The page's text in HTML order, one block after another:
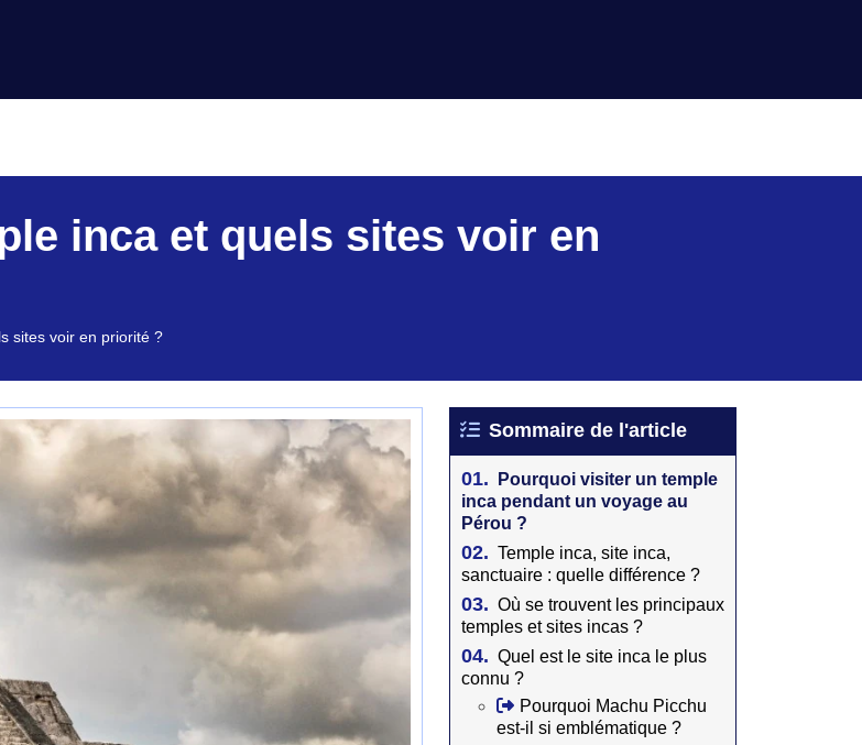
inca et quels sites voir en
sites voir en priorité ?
Sommaire de l'article
01.
Pourquoi visiter un temple
inca pendant un voyage au
Pérou ?
02. Temple inca, site inca,
sanctuaire : quelle différence ?
03. Où se trouvent les principaux
temples et sites incas ?
04. Quel est le site inca le plus
connu ?
Pourquoi Machu Picchu
est-il si emblématique ?